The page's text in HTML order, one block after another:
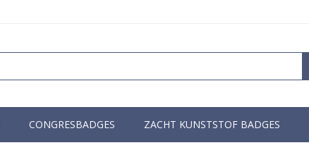
CONGRESBADGES ZACHT KUNSTSTOF BADGES